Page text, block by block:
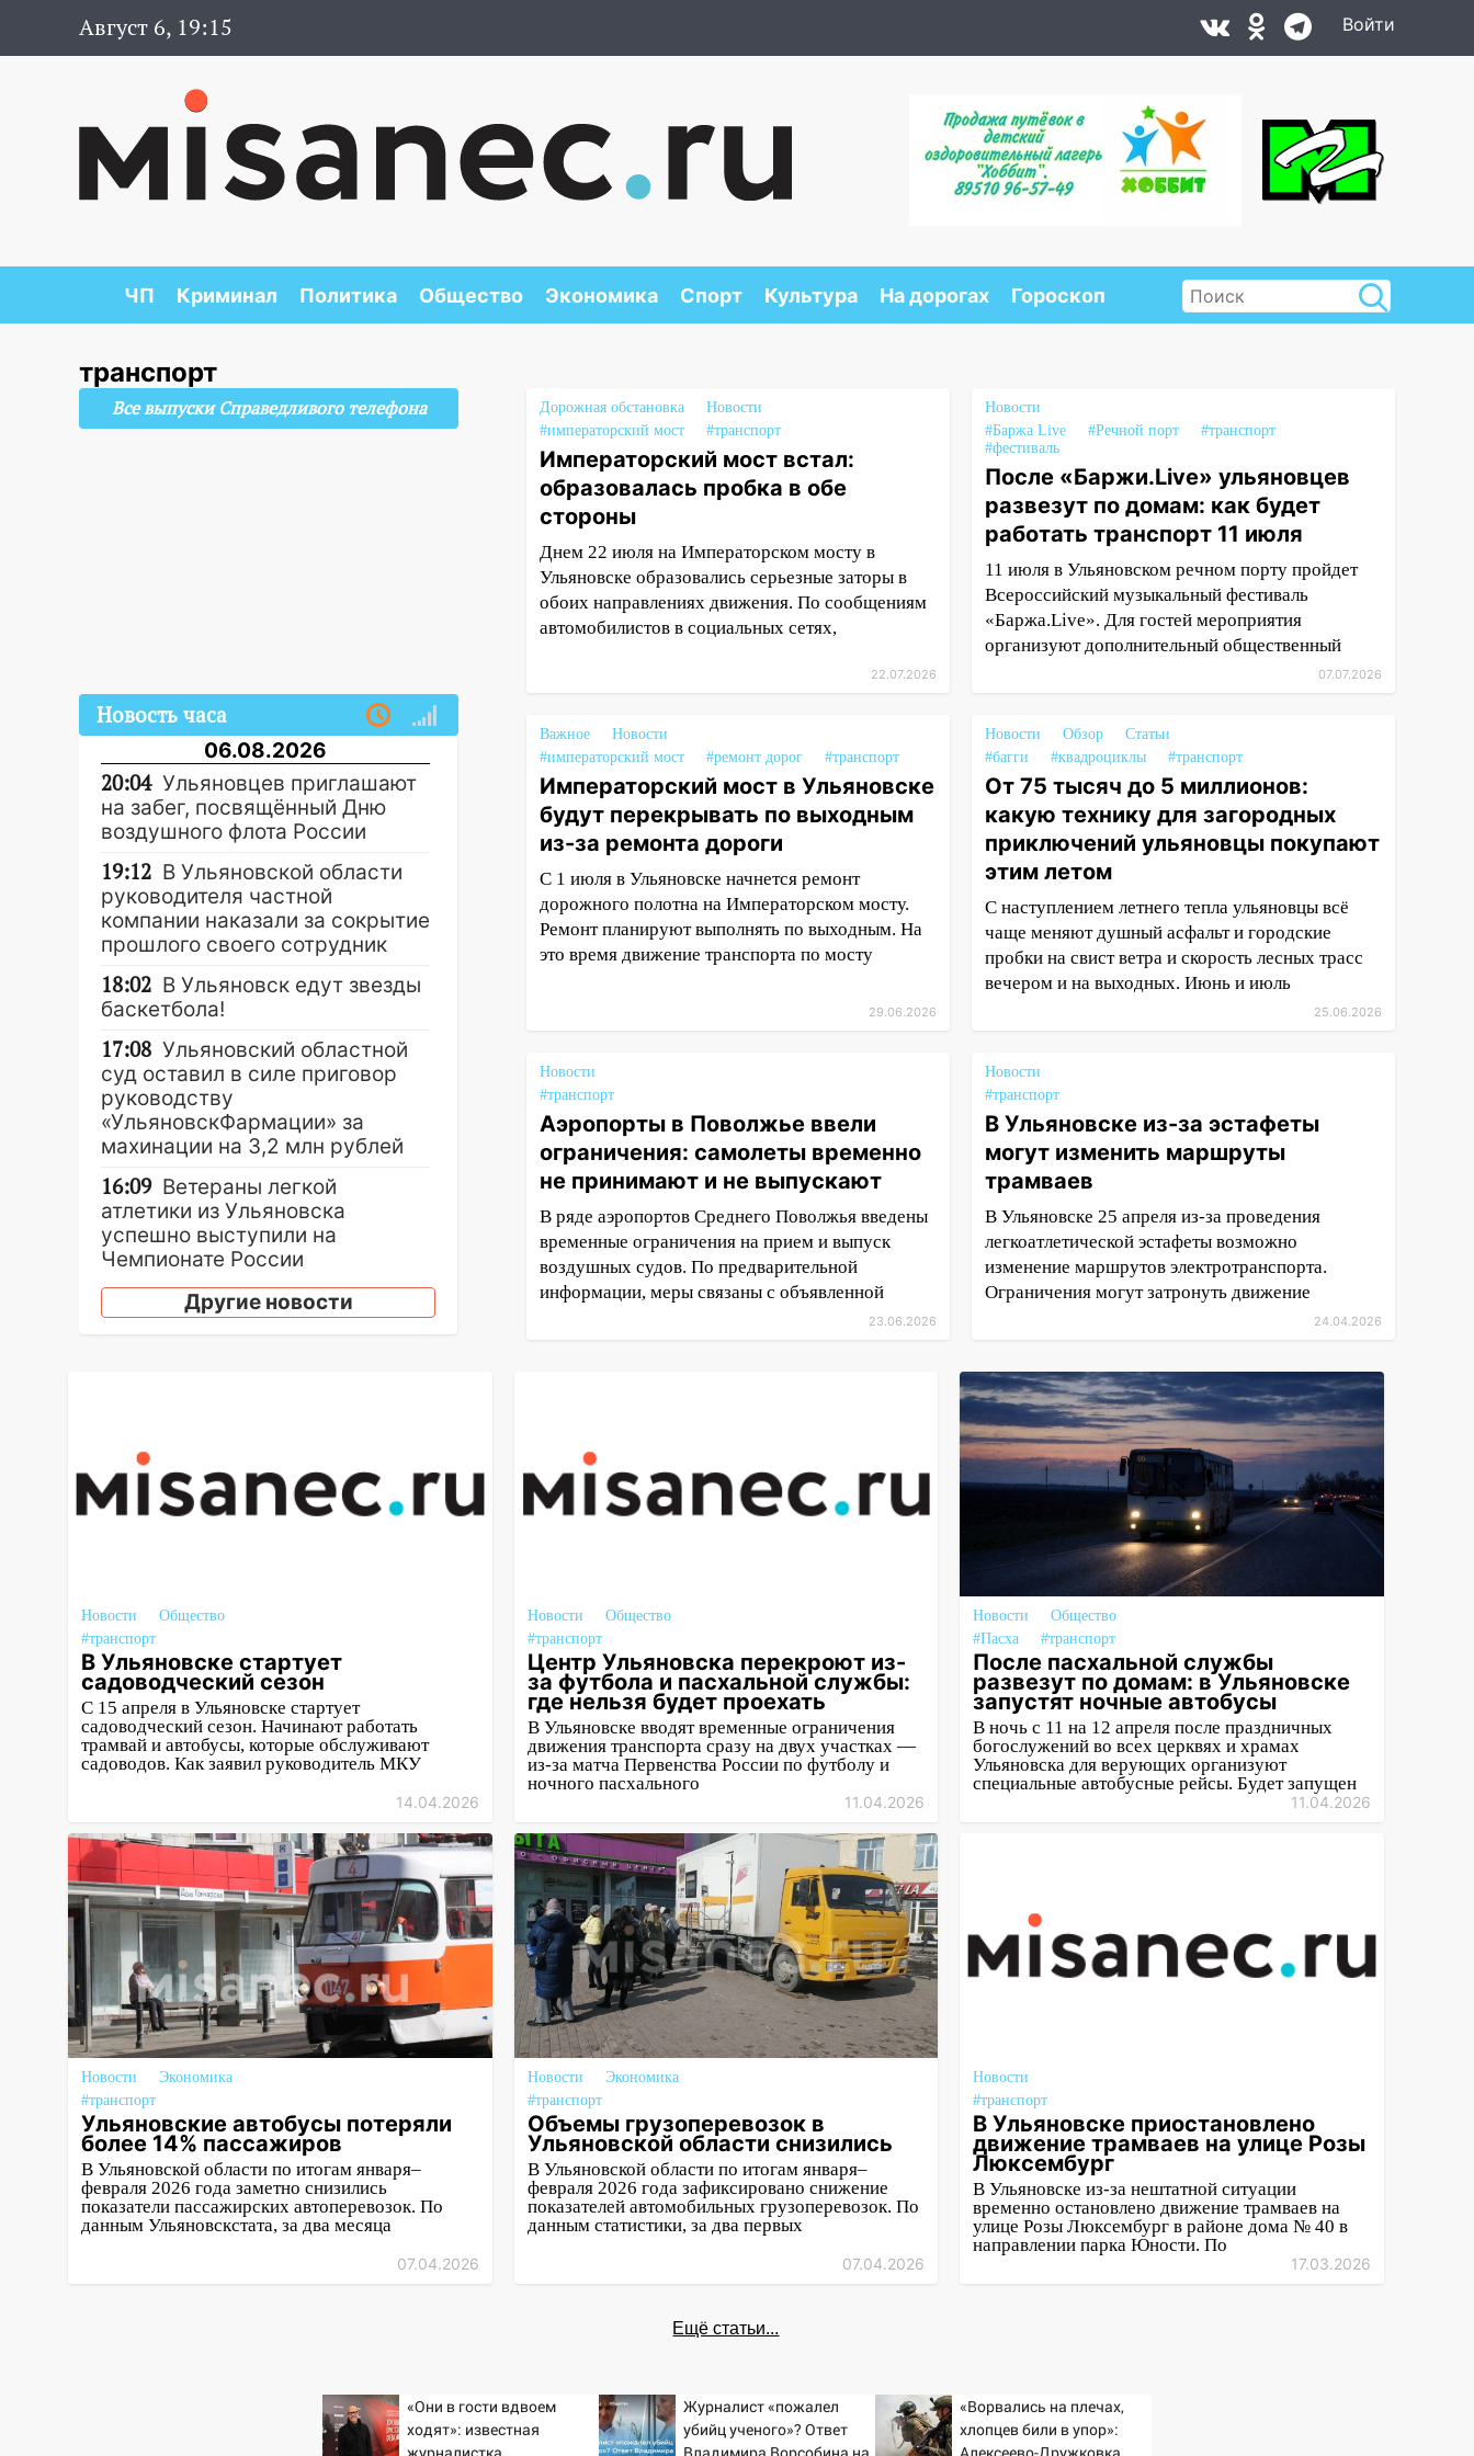
Август 6, 19:15 Войти
ЧП Криминал Политика Общество Экономика Спорт Культура На дорогах Гороскоп
транспорт
Дорожная обстановка
Новости
#императорский мост
#транспорт
Императорский мост встал:
образовалась пробка в обе
стороны
Днем 22 июля на Императорском мосту в
Ульяновске образовались серьезные заторы в
обоих направлениях движения. По сообщениям
автомобилистов в социальных сетях,
22.07.2026
Новости
#Баржа Live
#Речной порт
#транспорт
#фестиваль
После «Баржи.Live» ульяновцев
развезут по домам: как будет
работать транспорт 11 июля
11 июля в Ульяновском речном порту пройдет
Всероссийский музыкальный фестиваль
«Баржа.Live». Для гостей мероприятия
организуют дополнительный общественный
07.07.2026
Важное
Новости
#императорский мост
#ремонт дорог #транспорт
Императорский мост в Ульяновске
будут перекрывать по выходным
из-за ремонта дороги
С 1 июля в Ульяновске начнется ремонт
дорожного полотна на Императорском мосту.
Ремонт планируют выполнять по выходным. На
это время движение транспорта по мосту
29.06.2026
Новости Обзор
Статьи
#багги
#квадроциклы #транспорт
От 75 тысяч до 5 миллионов:
какую технику для загородных
приключений ульяновцы покупают
этим летом
С наступлением летнего тепла ульяновцы всё
чаще меняют душный асфальт и городские
пробки на свист ветра и скорость лесных трасс
вечером и на выходных. Июнь и июль
25.06.2026
Новости
#транспорт
Аэропорты в Поволжье ввели
ограничения: самолеты временно
не принимают и не выпускают
В ряде аэропортов Среднего Поволжья введены
временные ограничения на прием и выпуск
воздушных судов. По предварительной
информации, меры связаны с объявленной
23.06.2026
Новости
#транспорт
В Ульяновске из-за эстафеты
могут изменить маршруты
трамваев
В Ульяновске 25 апреля из-за проведения
легкоатлетической эстафеты возможно
изменение маршрутов электротранспорта.
Ограничения могут затронуть движение
24.04.2026
Все выпуски Справедливого телефона
Новость часа
06.08.2026
20:04 Ульяновцев приглашают
на забег, посвящённый Дню
воздушного флота России
19:12 В Ульяновской области
руководителя частной
компании наказали за сокрытие
прошлого своего сотрудник
18:02 В Ульяновск едут звезды
баскетбола!
17:08 Ульяновский областной
суд оставил в силе приговор
руководству
«УльяновскФармации» за
махинации на 3,2 млн рублей
16:09 Ветераны легкой
атлетики из Ульяновска
успешно выступили на
Чемпионате России
16:02
В Ульяновской области
убрали более 28% площадей
завели дело на агрессивную
женщину
15:47
15:15
Проводил до квартиры и
ограбил: новый кавалер
женщины оказался
рецидивистом
14:26 В Ульяновске ограничат
движение по улице Ефремова
67% ульяновцев готовы
передумать увольняться, если
им повысят зарплату
14:01 Инсценировали ДТП и
получили более 4,6 миллиона
рублей: перед судом
предстанет банда
автоподставщиков
13:36 В Инзе произошел
крупный пожар
13:00
В суде защитили
репутацию мужчины, которого
необоснованно обвиняли в
жестоком обращении с
животными
12:28 Миллион на «льготниках»:
перевозчик провернул хитрую
Снят режим «Ракетная
опасность» на территории
Другие новости
Новости
Общество
#транспорт
В Ульяновске стартует
садоводческий сезон
С 15 апреля в Ульяновске стартует
садоводческий сезон. Начинают работать
трамвай и автобусы, которые обслуживают
садоводов. Как заявил руководитель МКУ
14.04.2026
Новости
Общество
#транспорт
Центр Ульяновска перекроют из-
за футбола и пасхальной службы:
где нельзя будет проехать
В Ульяновске вводят временные ограничения
движения транспорта сразу на двух участках —
из-за матча Первенства России по футболу и
ночного пасхального
11.04.2026
Новости
Общество
#Пасха
#транспорт
После пасхальной службы
развезут по домам: в Ульяновске
запустят ночные автобусы
В ночь с 11 на 12 апреля после праздничных
богослужений во всех церквях и храмах
Ульяновска для верующих организуют
специальные автобусные рейсы. Будет запущен
11.04.2026
Новости
Экономика
#транспорт
Ульяновские автобусы потеряли
более 14% пассажиров
В Ульяновской области по итогам января–
февраля 2026 года заметно снизились
показатели пассажирских автоперевозок. По
данным Ульяновскстата, за два месяца
07.04.2026
Новости
Экономика
#транспорт
Объемы грузоперевозок в
Ульяновской области снизились
В Ульяновской области по итогам января–
февраля 2026 года зафиксировано снижение
показателей автомобильных грузоперевозок. По
данным статистики, за два первых
07.04.2026
Новости
#транспорт
В Ульяновске приостановлено
движение трамваев на улице Розы
Люксембург
В Ульяновске из-за нештатной ситуации
временно остановлено движение трамваев на
улице Розы Люксембург в районе дома № 40 в
направлении парка Юности. По
17.03.2026
Ещё статьи...
«Они в гости вдвоем
ходят»: известная
Журналист «пожалел
убийц ученого»? Ответ
«Ворвались на плечах,
хлопцев били в упор»: